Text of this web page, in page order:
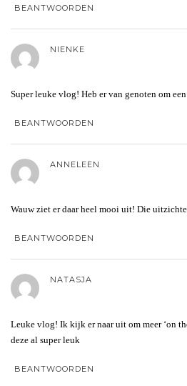
BEANTWOORDEN
NIENKE
Super leuke vlog! Heb er van genoten om
BEANTWOORDEN
ANNELEEN
Wauw ziet er daar heel mooi uit! Die
BEANTWOORDEN
NATASJA
Leuke vlog! Ik kijk er naar uit om meer ‘on
deze al super leuk
BEANTWOORDEN